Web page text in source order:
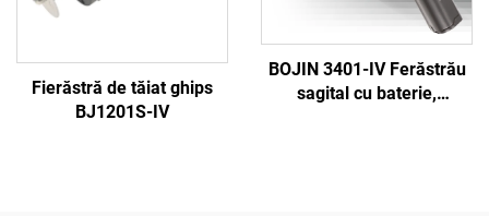
Fierăstră de tăiat ghips
BJ1201S-IV
BOJIN 3401-IV Ferăstrău
sagital cu baterie,